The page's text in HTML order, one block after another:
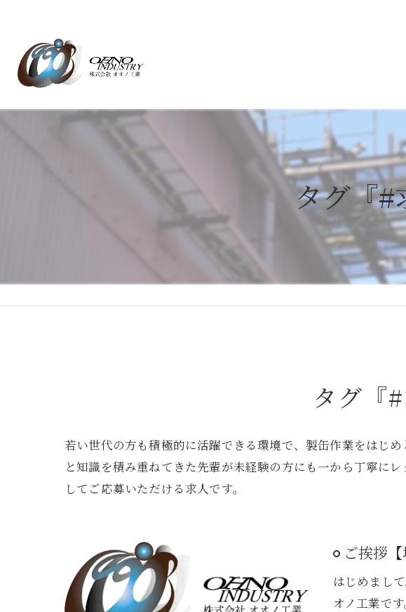
タグ『#
タグ『
若い世代の方も積極的に活躍できる環境で、製缶作業をはじ
と知識を積み重ねてきた先輩が未経験の方にも一から丁寧に
してご応募いただける求人です。
ご挨拶【
はじめまし
オノ工業で